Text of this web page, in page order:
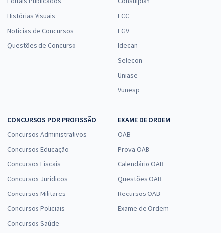
Histórias Visuais
Notícias de Concursos
Questões de Concurso
FCC
FGV
Idecan
Selecon
Uniase
Vunesp
CONCURSOS POR PROFISSÃO
Concursos Administrativos
Concursos Educação
Concursos Fiscais
Concursos Jurídicos
Concursos Militares
Concursos Policiais
Concursos Saúde
EXAME DE ORDEM
OAB
Prova OAB
Calendário OAB
Questões OAB
Recursos OAB
Exame de Ordem